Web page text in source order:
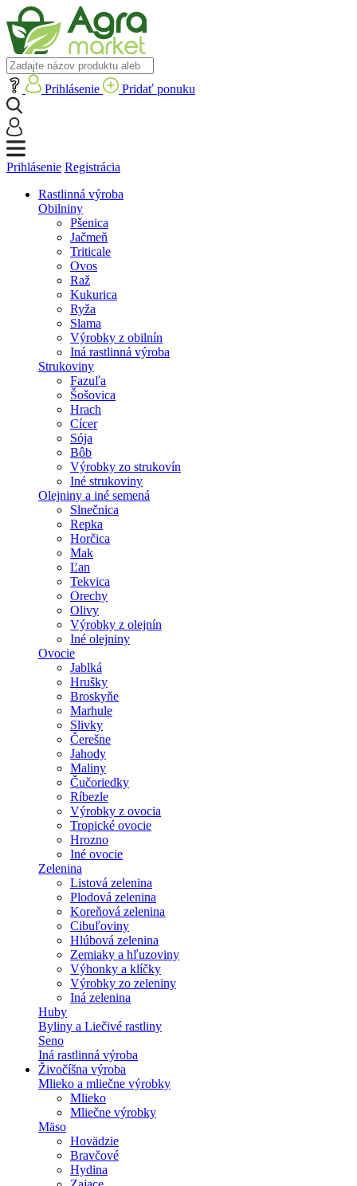
Prihlásenie Pridať ponuku
Prihlásenie Registrácia
Rastlinná výroba
Obilniny
Pšenica
Jačmeň
Triticale
Ovos
Raž
Kukurica
Ryža
Slama
Výrobky z obilnín
Iná rastlinná výroba
Strukoviny
Fazuľa
Šošovica
Hrach
Cícer
Sója
Bôb
Výrobky zo strukovín
Iné strukoviny
Olejniny a iné semená
Slnečnica
Repka
Horčica
Mak
Ľan
Tekvica
Orechy
Olivy
Výrobky z olejnín
Iné olejniny
Ovocie
Jablká
Hrušky
Broskyňe
Marhule
Slivky
Čerešne
Jahody
Maliny
Čučoriedky
Ríbezle
Výrobky z ovocia
Tropické ovocie
Hrozno
Iné ovocie
Zelenina
Listová zelenina
Plodová zelenina
Koreňová zelenina
Cibuľoviny
Hlúbová zelenina
Zemiaky a hľuzoviny
Výhonky a klíčky
Výrobky zo zeleniny
Iná zelenina
Huby
Byliny a Liečivé rastliny
Seno
Iná rastlinná výroba
Živočíšna výroba
Mlieko a mliečne výrobky
Mlieko
Mliečne výrobky
Mäso
Hovädzie
Bravčové
Hydina